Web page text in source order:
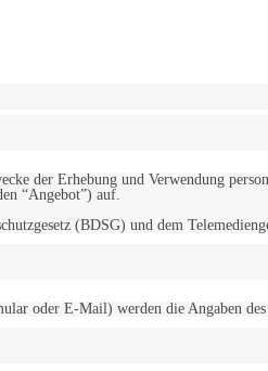
der Erhebung und Verwendung
“Angebot”) auf.
(BDSG) und dem
oder E-Mail) werden die Angaben